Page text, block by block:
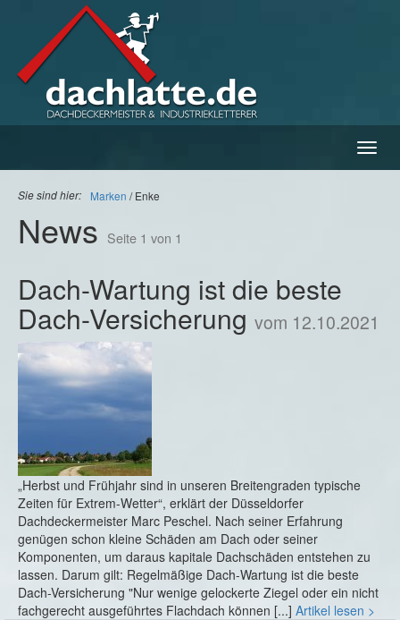
ein-/
Sie sind hier: Marken Enke
News Seite 1 von 1
Dach-Wartung ist die beste
Dach-Versicherung vom 12.10.2021
„Herbst und Frühjahr sind in unseren Breitengraden typische
Zeiten für Extrem-Wetter“, erklärt der Düsseldorfer
Dachdeckermeister Marc Peschel. Nach seiner Erfahrung
genügen schon kleine Schäden am Dach oder seiner
Komponenten, um daraus kapitale Dachschäden entstehen zu
lassen. Darum gilt: Regelmäßige Dach-Wartung ist die beste
Dach-Versicherung "Nur wenige gelockerte Ziegel oder ein nicht
fachgerecht ausgeführtes Flachdach können [...] Artikel lesen >